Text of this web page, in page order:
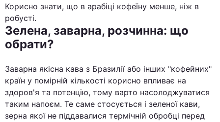
Корисно знати, що в арабіці кофеїну менше, ніж в
робусті.
Зелена, заварна, розчинна: що
обрати?
Заварна якісна кава з Бразилії або інших "кофейних"
країн у помірній кількості корисно впливає на
здоров'я та потенцію, тому варто насолоджуватися
таким напоєм. Те саме стосується і зеленої кави,
зерна якої не піддавалися термічній обробці перед